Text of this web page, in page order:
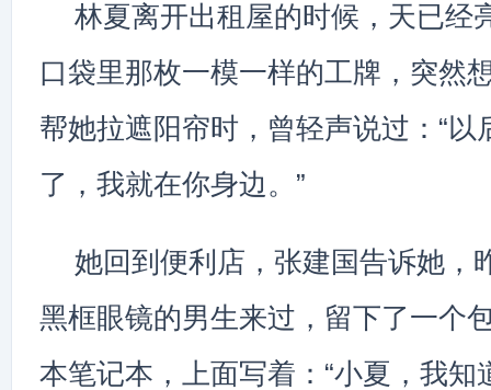
林夏离开出租屋的时候，天已经
口袋里那枚一模一样的工牌，突然
帮她拉遮阳帘时，曾轻声说过：“以
了，我就在你身边。”
她回到便利店，张建国告诉她，
黑框眼镜的男生来过，留下了一个
本笔记本，上面写着：“小夏，我知